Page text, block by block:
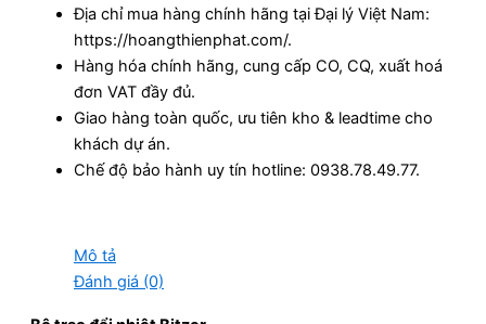
Địa chỉ mua hàng chính hãng tại Đại lý Việt Nam:
https://hoangthienphat.com/.
Hàng hóa chính hãng, cung cấp CO, CQ, xuất hoá
đơn VAT đầy đủ.
Giao hàng toàn quốc, ưu tiên kho & leadtime cho
khách dự án.
Chế độ bảo hành uy tín hotline: 0938.78.49.77.
Mô tả
Đánh giá (0)